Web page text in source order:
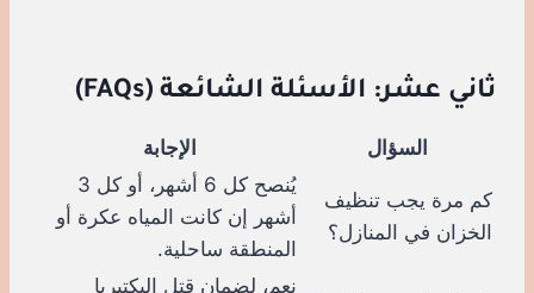
ثاني عشر: الأسئلة الشائعة (FAQs)
السؤال الإجابة
كم مرة يجب تنظيف
الخزان في المنازل؟
يُنصح كل 6 أشهر، أو كل 3
أشهر إن كانت المياه عكرة أو
المنطقة ساحلية.
نعم، لضمان قتل البكتيريا